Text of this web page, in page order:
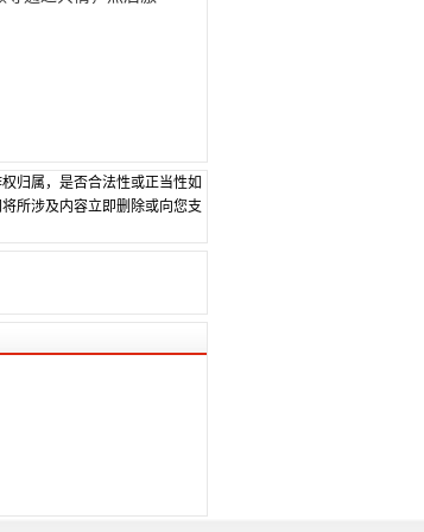
归属，是否合法性或正当性如
所涉及内容立即删除或向您支